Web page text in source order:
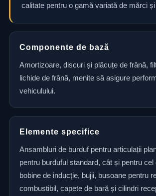
calitate pentru o gamă variată de mărci
Componente de bază
Amortizoare, discuri și plăcuțe de frână,
lichide de frână, menite să asigure
vehiculului.
Elemente specifice
Ansambluri de burduf pentru articulații
pentru burduful standard, cât și pentru cel
bobine de inducție, bujii, busoane pentru
combustibil, capete de bară și cilindri